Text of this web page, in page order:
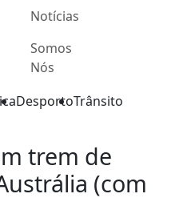
Notícias
Somos
Nós
DesportoTrânsito
trem de
(com